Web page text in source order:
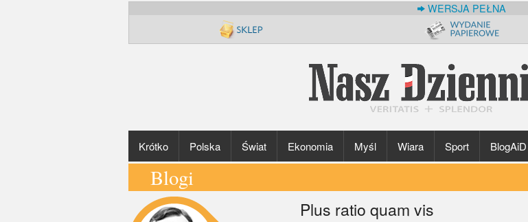
WERSJA PEŁNA
Krótko Polska Świat Ekonomia Myśl Wiara Sport BlogAiD
Blogi
Plus ratio quam vis